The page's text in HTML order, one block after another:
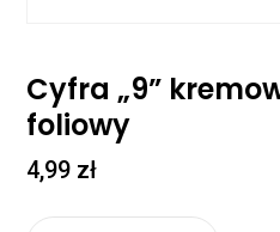
Cyfra „9”
foliowy
4,99 zł